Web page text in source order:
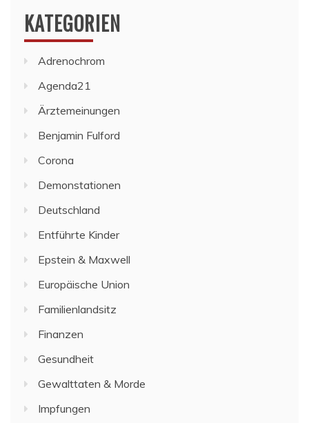
KATEGORIEN
Adrenochrom
Agenda21
Ärztemeinungen
Benjamin Fulford
Corona
Demonstationen
Deutschland
Entführte Kinder
Epstein & Maxwell
Europäische Union
Familienlandsitz
Finanzen
Gesundheit
Gewalttaten & Morde
Impfungen